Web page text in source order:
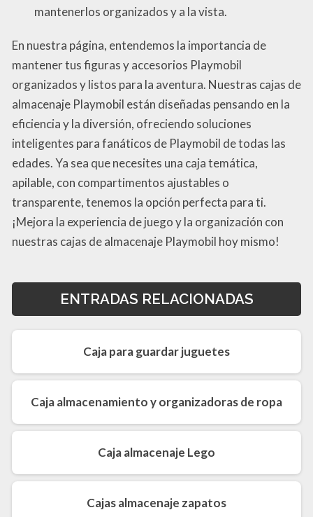
mantenerlos organizados y a la vista.
En nuestra página, entendemos la importancia de
mantener tus figuras y accesorios Playmobil
organizados y listos para la aventura. Nuestras cajas de
almacenaje Playmobil están diseñadas pensando en la
eficiencia y la diversión, ofreciendo soluciones
inteligentes para fanáticos de Playmobil de todas las
edades. Ya sea que necesites una caja temática,
apilable, con compartimentos ajustables o
transparente, tenemos la opción perfecta para ti.
¡Mejora la experiencia de juego y la organización con
nuestras cajas de almacenaje Playmobil hoy mismo!
ENTRADAS RELACIONADAS
Caja para guardar juguetes
Caja almacenamiento y organizadoras de ropa
Caja almacenaje Lego
Cajas almacenaje zapatos